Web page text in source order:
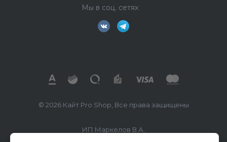
Мы в соц. сетях
© 2026 Кайт Pro Shop, Все права защищены
ИП Маркелов В.А.